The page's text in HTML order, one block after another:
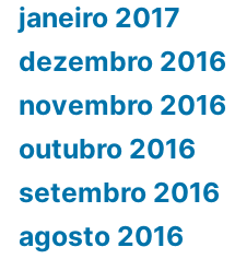
janeiro 2017
dezembro 2016
novembro 2016
outubro 2016
setembro 2016
agosto 2016